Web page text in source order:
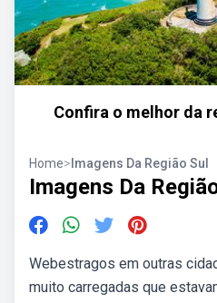
Confira o melhor da
Home> Imagens Da Região Sul
Imagens Da
Webestragos em outras
muito carregadas que